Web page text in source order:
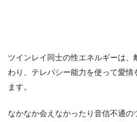
ツインレイ同士の性エネルギーは、
わり、テレパシー能力を使って愛情
ます。
なかなか会えなかったり音信不通の